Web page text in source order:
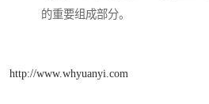
的重要组成部分。
http://www.whyuanyi.com